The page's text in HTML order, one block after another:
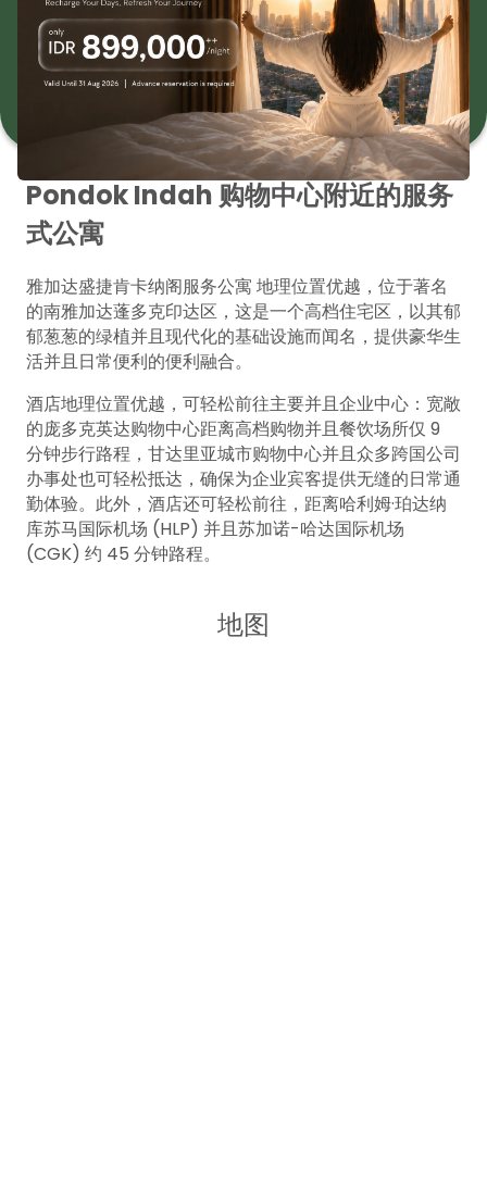
Somerset Kencana Jakarta
可持续酒店
guestservice.skj@the-ascott.com
Pondok Indah 购物中心附近的服务
式公寓
雅加达盛捷肯卡纳阁服务公寓 地理位置优越，位于著名
的南雅加达蓬多克印达区，这是一个高档住宅区，以其郁
郁葱葱的绿植并且现代化的基础设施而闻名，提供豪华生
活并且日常便利的便利融合。
酒店地理位置优越，可轻松前往主要并且企业中心：宽敞
的庞多克英达购物中心距离高档购物并且餐饮场所仅 9
分钟步行路程，甘达里亚城市购物中心并且众多跨国公司
办事处也可轻松抵达，确保为企业宾客提供无缝的日常通
勤体验。此外，酒店还可轻松前往，距离哈利姆·珀达纳
库苏马国际机场 (HLP) 并且苏加诺-哈达国际机场
(CGK) 约 45 分钟路程。
地图